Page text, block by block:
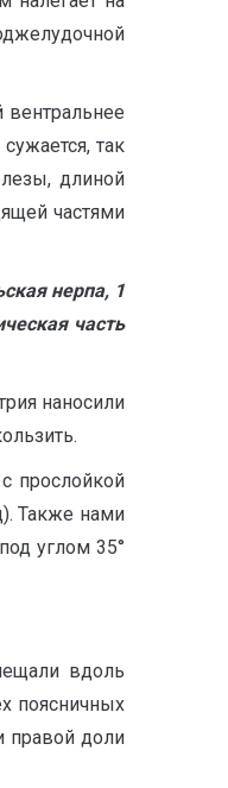
так
длиной
частями
нерпа, 1
часть
наносили
прослойкой
Также нами
углом 35°
вдоль
поясничных
правой доли